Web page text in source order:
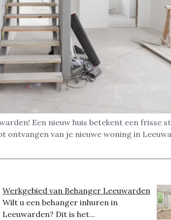
Een nieuw huis betekent een frisse
ontvangen van je nieuwe woning in
Werkgebied van Behanger Leeuwarden
Wilt u een behanger inhuren in
Leeuwarden? Dit is het...